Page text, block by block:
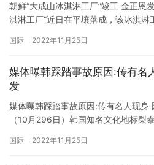
朝鲜“大成山冰淇淋工厂”竣工 金正恩
淇淋工厂”近日在平壤落成，该冰淇
的一块宝地，符合食品工业标准，是
济部长兼最高人民会议预算委员会委
国际 2022年11月25日
媒体曝韩踩踏事故原因:传有名
发
媒体曝韩踩踏事故原因:传有名人现身
（10月296日）韩国知名文化地标梨
严重公共事故，30日有韩媒报道称踩
国际 2022年11月25日